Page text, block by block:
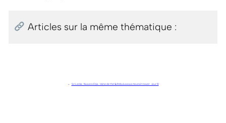
Articles sur la même thématique :
← Sri Lanka . Nuwara Elyia . Usine de thé & Ambuluwawa moutain tower . Jour 10